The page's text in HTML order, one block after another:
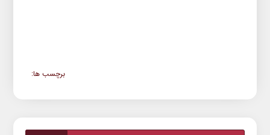
برچسب ها: